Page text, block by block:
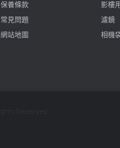
保養條款
常見問題
網站地圖
影樓
濾鏡
相機